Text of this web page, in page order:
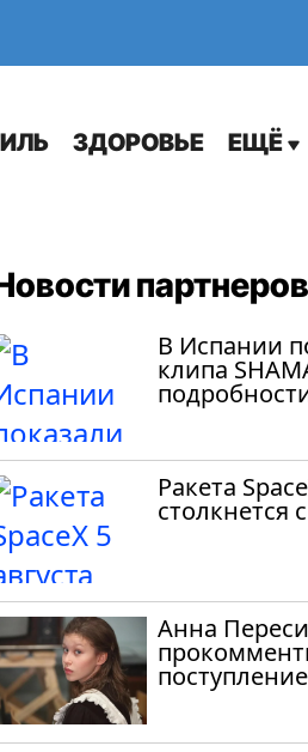
ЗДОРОВЬЕ ЕЩЁ
партнеров
В Испании
клипа
Ракета
столкнется
Анна